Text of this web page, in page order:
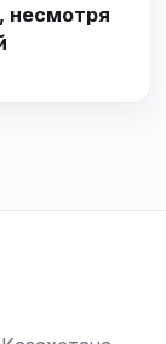
несмотря